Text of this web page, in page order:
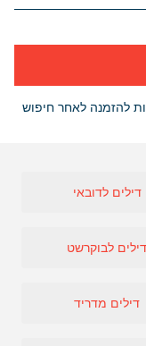
להזמנה לאחר חיפוש
דילים לדובאי
דילים לבוקרשט
דילים מדריד